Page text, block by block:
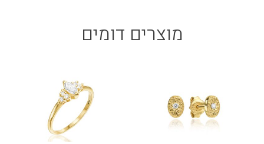
מוצרים דומים